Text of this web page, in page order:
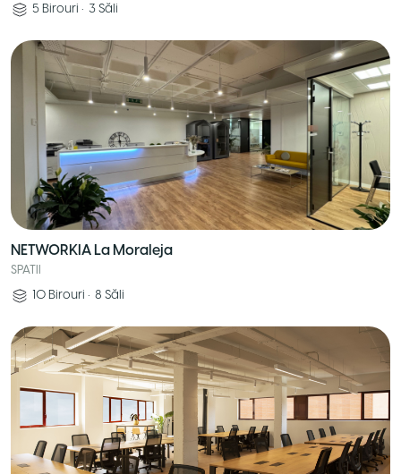
5 Birouri • 3 Săli
NETWORKIA La Moraleja
SPATII
10 Birouri • 8 Săli